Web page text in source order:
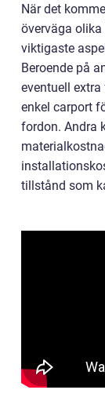
När det
överväga
viktigaste
Beroende på
eventuell
enkel carport
fordon. Andra
tillstånd som